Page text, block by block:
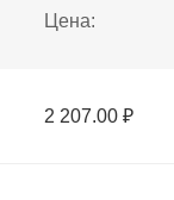
Цена:
2 207.00 ₽